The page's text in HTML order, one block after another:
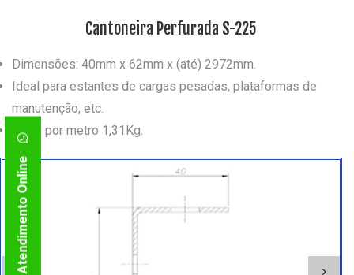
Cantoneira Perfurada S-225
Dimensões: 40mm x 62mm x (até) 2972mm.
Ideal para estantes de cargas pesadas, plataformas de
manutenção, etc.
Peso por metro 1,31Kg.
Atendimento Online